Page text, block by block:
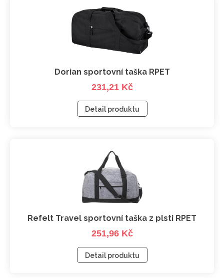
Dorian sportovní taška RPET
231,21 Kč
Detail produktu
Refelt Travel sportovní taška z plsti RPET
251,96 Kč
Detail produktu